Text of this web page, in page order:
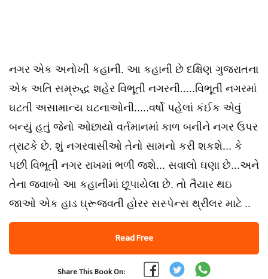
નગર એક અનોખી કહાની. આ કહાની છે દક્ષિણ ગુજરાતના
એક અતિ સમ્રુદ્ધ શહેર વિભૂતી નગરની.....વિભૂતી નગરમાં
ઘટતી અસામાન્ય ઘટનાઓની.....વર્ષો પહેલાં કંઈક એવું
બન્યું હતું જેનો ઓછાયો વર્તમાનમાં કાળ બનીને નગર ઉપર
ત્રાટકે છે. શું નગરવાસીઓ તેનો સામનો કરી શકશે... કે
પછી વિભૂતી નગર રાખમાં ભળી જશે... સવાલો ઘણા છે...અને
તેના જવાબો આ કહાનીમાં છૂપાયેલા છે. તો તૈયાર થઇ
જાઓ એક હાડ ઘ્રૂજવતી હોરર સસ્પેન્સ થ્રીલર માટે ..
Read Free
Share This Book On: